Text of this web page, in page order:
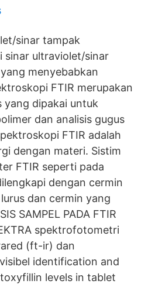
sinar tampak
sinar ultraviolet/sinar
menyebabkan
FTIR merupakan
yang dipakai untuk
dan analisis gugus
FTIR adalah
dengan materi. Sistim
FTIR seperti pada
dengan cermin
dan cermin yang
SAMPEL PADA FTIR
spektrofotometri
(ft-ir) dan
identification and
levels in tablet